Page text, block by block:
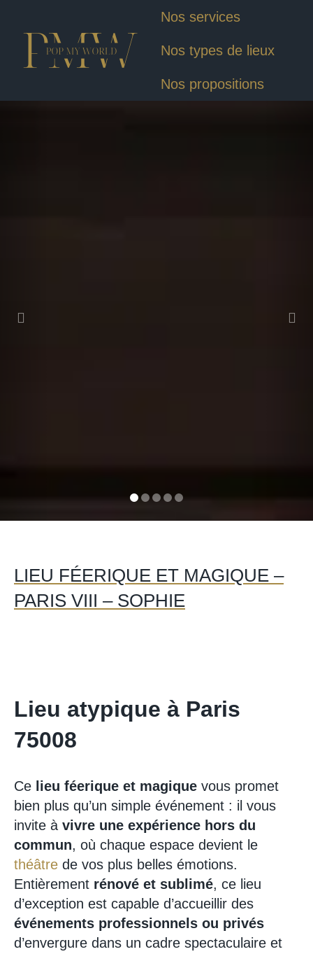
Nos services
Nos types de lieux
Nos propositions
LIEU FÉERIQUE ET MAGIQUE –
PARIS VIII – SOPHIE
Lieu atypique à Paris
75008
Ce lieu féerique et magique vous promet
bien plus qu’un simple événement : il vous
invite à vivre une expérience hors du
commun, où chaque espace devient le
théâtre de vos plus belles émotions.
Entièrement rénové et sublimé, ce lieu
d’exception est capable d’accueillir des
événements professionnels ou privés
d’envergure dans un cadre spectaculaire et